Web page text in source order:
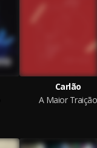
Carlão
A Maior Traição